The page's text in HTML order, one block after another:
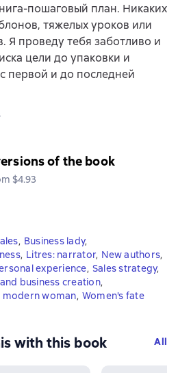
пошаговый план. Никаких
тяжелых уроков или
Я проведу тебя заботливо и
цели до упаковки и
первой и до последней
of the book
$4.93
, Business lady,
, Litres: narrator, New authors,
experience, Sales strategy,
business creation,
modern woman, Women's fate
with this book All